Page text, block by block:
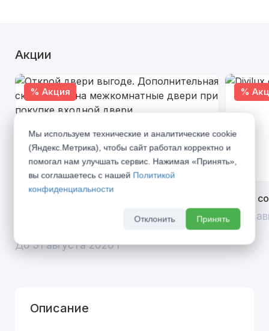
Акции
% Акция
скидка 10% на межкомнатные двери при
До 31 августа 2026 г
%
Divilux
До 31
Описание
Мы используем технические и аналитические cookie
(Яндекс.Метрика), чтобы сайт работал корректно и
помогал нам улучшать сервис. Нажимая «Принять»,
вы соглашаетесь с нашей Политикой
конфиденциальности
Отклонить Принять